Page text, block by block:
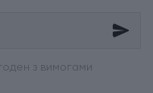
з вимогами